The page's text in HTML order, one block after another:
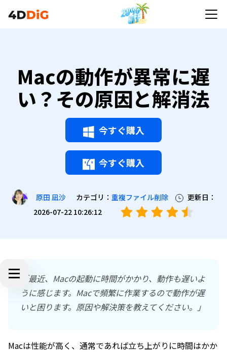
Macの動作が異常に遅
い？その原因と解消法
今すぐ購入
今すぐ購入
原田 凪沙 カテゴリ： 重複ファイル削除
更新日：
2026-07-22 10:26:12
「最近、Macの起動に時間がかかり、動作も遅いよ
うに感じます。Macで頻繁に作業するので動作が遅
いと困ります。原因や解決策を教えてください。」
Macは性能が高く、通常であれば立ち上がりに時間はかか